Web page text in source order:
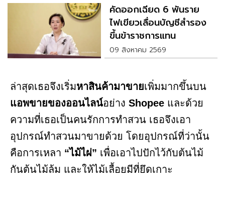
คัดออกเฉียด 6 พันราย
ไฟเขียวเลื่อนบัญชีสำรอง
ขึ้นข้าราชการแทน
09 สิงหาคม 2569
ล่าสุดเธอจึงเริ่มหาสินค้ามาขายเพิ่มมากขึ้นบน
แอพขายของออนไลน์อย่าง Shopee และด้วย
ความที่เธอเป็นคนรักการทำสวน เธอจึงเอา
อุปกรณ์ทำสวนมาขายด้วย โดยอุปกรณ์ที่ว่านั้น
คือการเหลา “ไม้ไผ่” เพื่อเอาไปปักไว้กับต้นไม้
กันต้นไม้ล้ม และให้ไม้เลื้อยมีที่ยึดเกาะ